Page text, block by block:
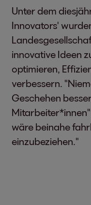
Unter dem
Innovators'
innovative Ideen
optimieren,
verbessern.
Geschehen
wäre beinahe
einzubeziehen."